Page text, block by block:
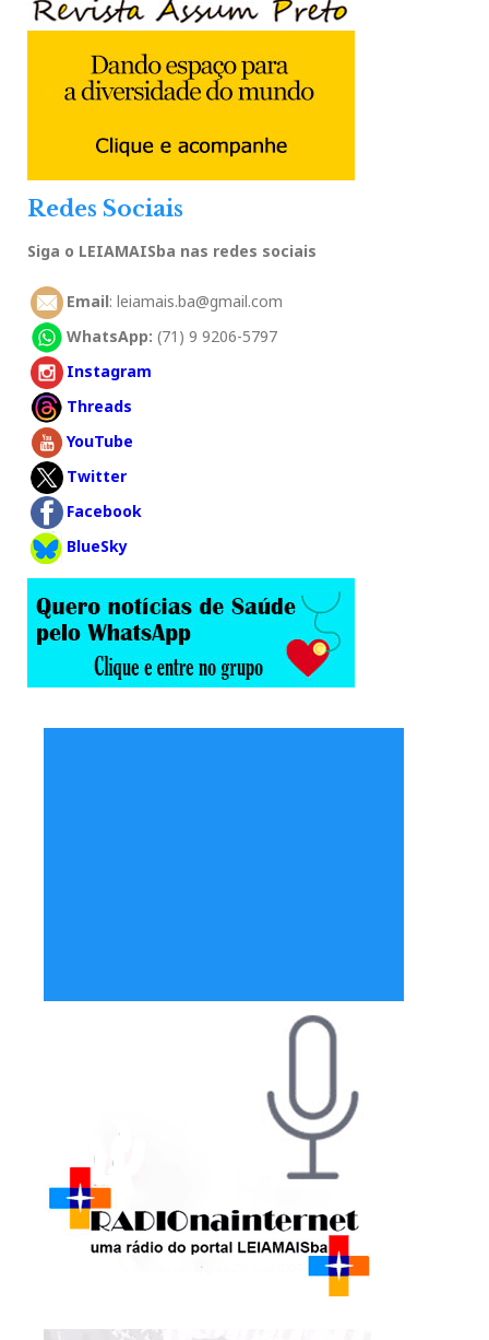
Redes Sociais
Siga o LEIAMAISba nas redes sociais
Email: leiamais.ba@gmail.com
WhatsApp: (71) 9 9206-5797
Instagram
Threads
YouTube
Twitter
Facebook
BlueSky